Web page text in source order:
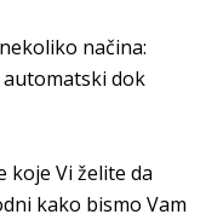
načina:
dok
koje Vi želite da
kako bismo Vam